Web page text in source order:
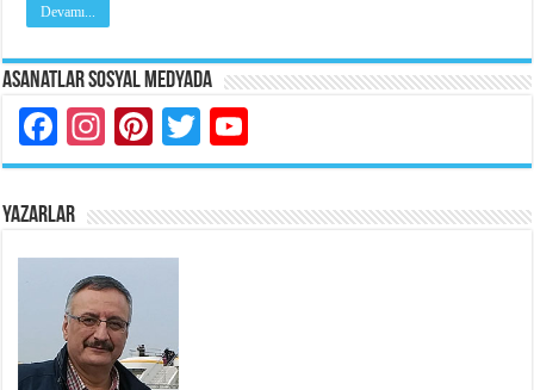
Devamı...
Asanatlar Sosyal Medyada
Facebook
Instagram
Pinterest
Twitter
YAZARLAR